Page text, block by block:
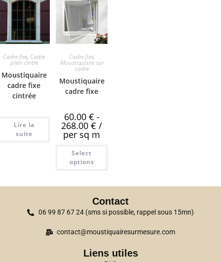
Cadre fixe, Cadre
plein cintre
Moustiquaire
cadre fixe
cintrée
Lire la
suite
Cadre fixe,
Moustiquaire sur
cadre
Moustiquaire
cadre fixe
60.00 € -
268.00 € /
per sq m
Select
options
Contact
06 99 87 67 24 (sms si possible, rappel sous 15mn)
contact@moustiquairesurmesure.com
Liens utiles